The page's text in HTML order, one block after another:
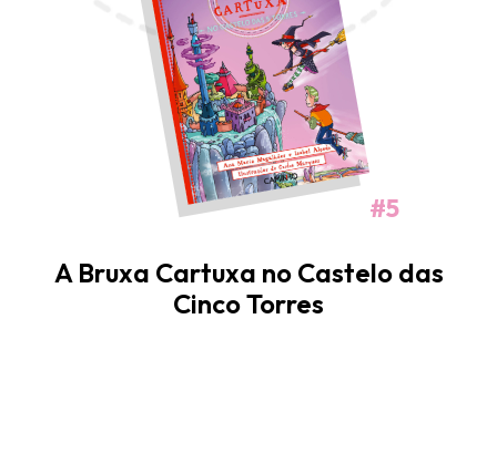
#5
A Bruxa Cartuxa no Castelo das
Cinco Torres